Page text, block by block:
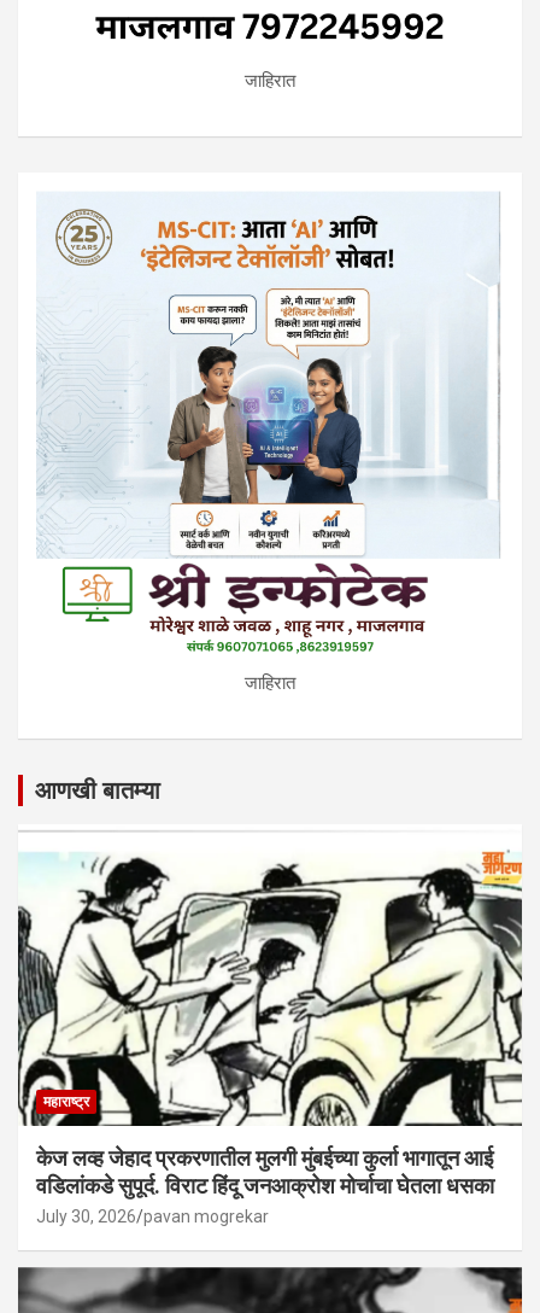
जाहिरात
जाहिरात
आणखी बातम्या
महाराष्ट्र
केज लव्ह जेहाद प्रकरणातील मुलगी मुंबईच्या कुर्ला भागातून आई
वडिलांकडे सुपूर्द. विराट हिंदू जनआक्रोश मोर्चाचा घेतला धसका
July 30, 2026 pavan mogrekar